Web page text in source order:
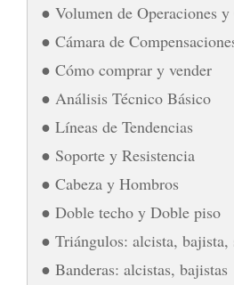
● Volumen de Operaciones
● Cámara de
● Cómo comprar y vender
● Análisis Técnico Básico
● Líneas de Tendencias
● Soporte y Resistencia
● Cabeza y Hombros
● Doble techo y Doble piso
● Triángulos: alcista,
● Banderas: alcistas, bajistas